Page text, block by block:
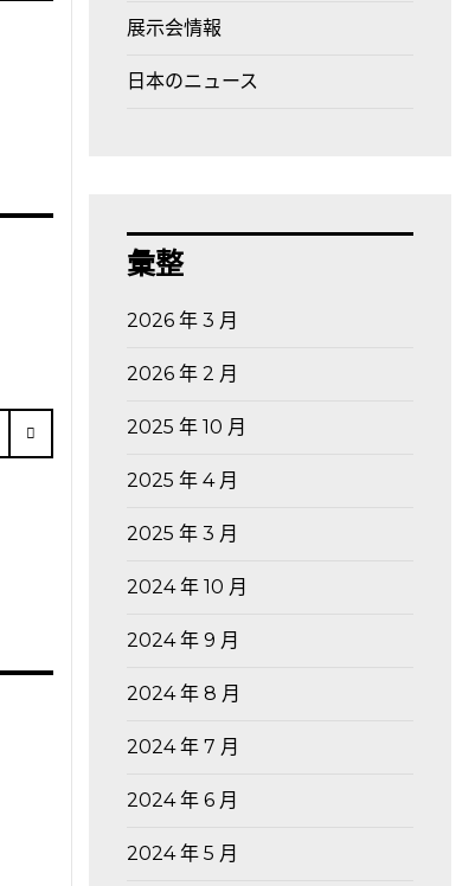
展示会情報
日本のニュース
彙整
2026 年 3 月
2026 年 2 月
2025 年 10 月
2025 年 4 月
2025 年 3 月
2024 年 10 月
2024 年 9 月
2024 年 8 月
2024 年 7 月
2024 年 6 月
2024 年 5 月